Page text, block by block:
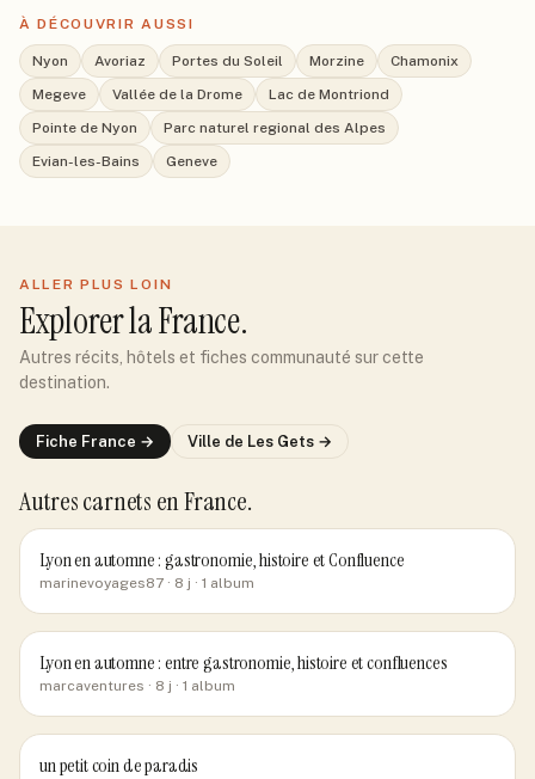
À DÉCOUVRIR AUSSI
Nyon Avoriaz Portes du Soleil Morzine
Chamonix
Megeve
Vallée de la Drome
Lac de Montriond
Pointe de Nyon
Parc naturel regional des Alpes
Evian-les-Bains
Geneve
ALLER PLUS LOIN
Explorerla France.
Autres récits, hôtels et fiches communauté sur cette
destination.
Fiche France → Ville de Les Gets →
Autres carnets en France.
Lyon en automne : gastronomie, histoire et Confluence
marinevoyages87 · 8 j · 1 album
Lyon en automne : entre gastronomie, histoire et confluences
marcaventures · 8 j · 1 album
un petit coin de paradis